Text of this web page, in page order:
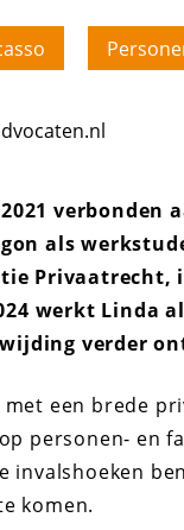
verbonden
als
Privaatrecht,
werkt Linda
verder
met een brede
personen- en
invalshoeken
komen.